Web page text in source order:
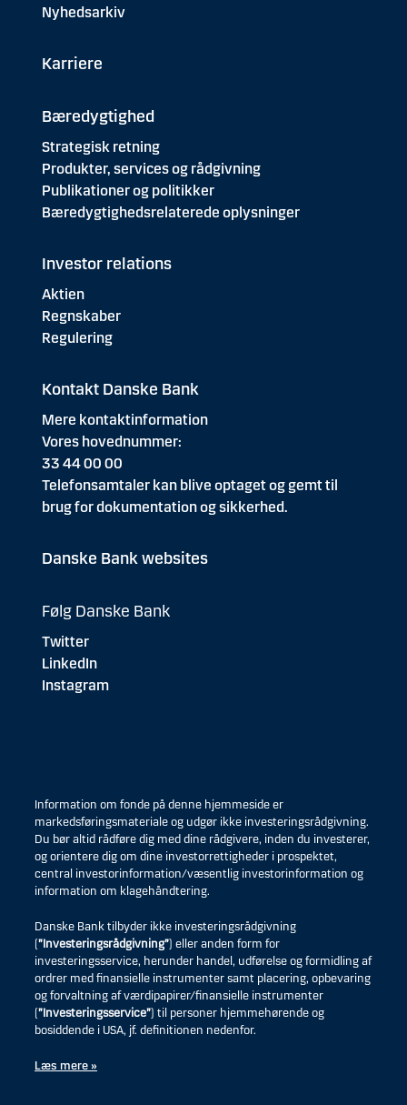
Nyhedsarkiv
Karriere
Bæredygtighed
Strategisk retning
Produkter, services og rådgivning
Publikationer og politikker
Bæredygtighedsrelaterede oplysninger
Investor relations
Aktien
Regnskaber
Regulering
Kontakt Danske Bank
Mere kontaktinformation
Vores hovednummer:
33 44 00 00
Telefonsamtaler kan blive optaget og gemt til
brug for dokumentation og sikkerhed.
Danske Bank websites
Følg Danske Bank
Twitter
LinkedIn
Instagram
Information om fonde på denne hjemmeside er
markedsføringsmateriale og udgør ikke investeringsrådgivning.
Du bør altid rådføre dig med dine rådgivere, inden du investerer,
og orientere dig om dine investorrettigheder i prospektet,
central investorinformation/væsentlig investorinformation og
information om klagehåndtering.
Danske Bank tilbyder ikke investeringsrådgivning
(”Investeringsrådgivning”) eller anden form for
investeringsservice, herunder handel, udførelse og formidling af
ordrer med finansielle instrumenter samt placering, opbevaring
og forvaltning af værdipapirer/finansielle instrumenter
(”Investeringsservice”) til personer hjemmehørende og
bosiddende i USA, jf. definitionen nedenfor.
Læs mere »